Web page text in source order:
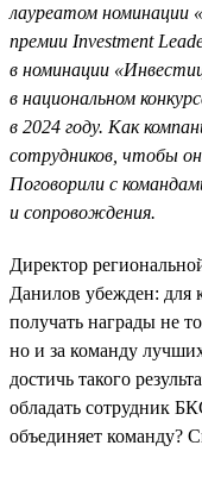
лауреатом номинации
премии Investment
в номинации
в национальном
в 2024 году. Как
сотрудников, чтобы
Поговорили с
и сопровождения.
Директор
Данилов убежден: для
получать награды не
но и за команду
достичь такого
обладать сотрудник
объединяет команду?